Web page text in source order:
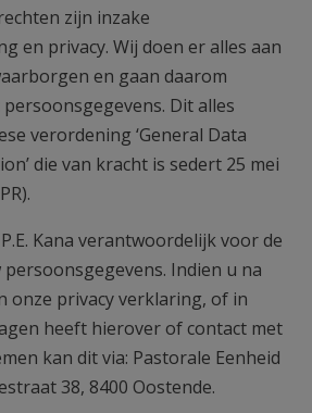
zijn inzake
en privacy. Wij doen er alles aan
en gaan daarom
Dit alles
verordening ‘General Data
die van kracht is sedert 25 mei
Kana verantwoordelijk voor de
Indien u na
onze privacy verklaring, of in
heeft hierover of contact met
kan dit via: Pastorale Eenheid
38, 8400 Oostende.